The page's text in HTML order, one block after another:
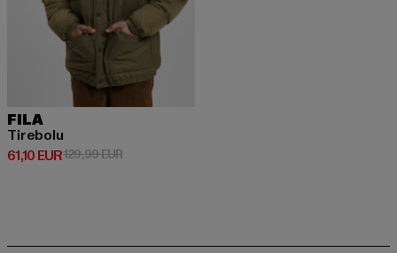
FILA
Tirebolu
61,10 EUR
Derzeitiger Preis: 61,10 EUR
129,99 EURAktionspreis: 129,99 EUR